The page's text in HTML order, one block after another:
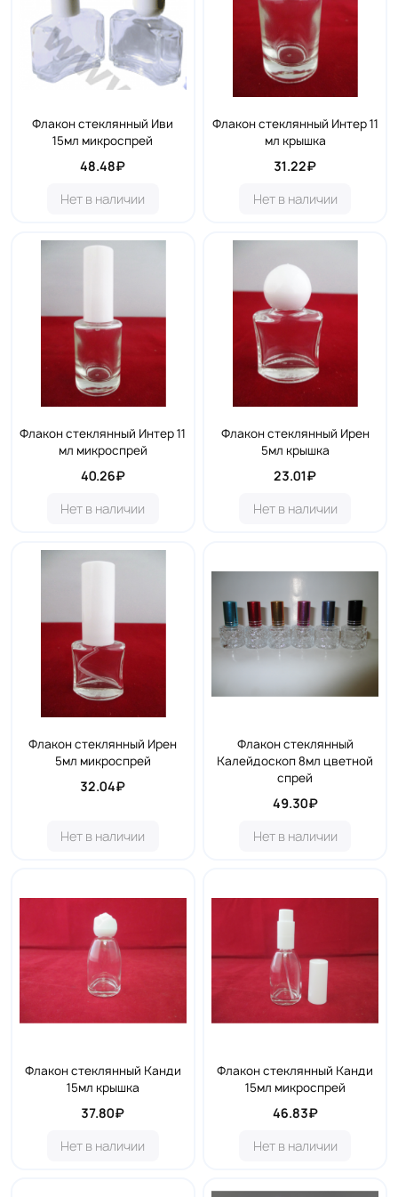
Флакон стеклянный Иви
15мл микроспрей
48.48₽
Нет в наличии
Флакон стеклянный Интер 11
мл крышка
31.22₽
Нет в наличии
Флакон стеклянный Интер 11
мл микроспрей
40.26₽
Нет в наличии
Флакон стеклянный Ирен
5мл крышка
23.01₽
Нет в наличии
Флакон стеклянный Ирен
5мл микроспрей
32.04₽
Нет в наличии
Флакон стеклянный
Калейдоскоп 8мл цветной
спрей
49.30₽
Нет в наличии
Флакон стеклянный Канди
15мл крышка
37.80₽
Нет в наличии
Флакон стеклянный Канди
15мл микроспрей
46.83₽
Нет в наличии